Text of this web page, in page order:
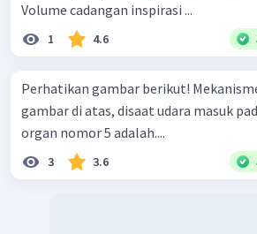
Volume cadangan inspirasi ...
1 4.6
Perhatikan gambar berikut! Mekanisme pernafasan pada
gambar di atas, disaat udara masuk
organ nomor 5 adalah....
3 3.6